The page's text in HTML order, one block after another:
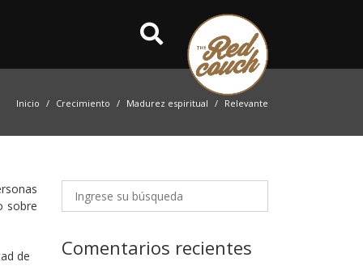
Inicio Crecimiento Madurez espiritual Relevante
sobre
de
Comentarios recientes